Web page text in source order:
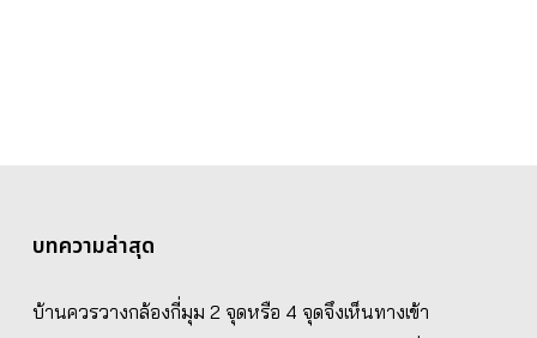
บทความล่าสุด
บ้านควรวางกล้องกี่มุม 2 จุดหรือ 4 จุดจึงเห็นทางเข้า